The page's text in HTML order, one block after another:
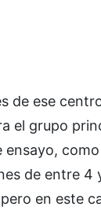
de ese
el grupo
de entre 4
en este